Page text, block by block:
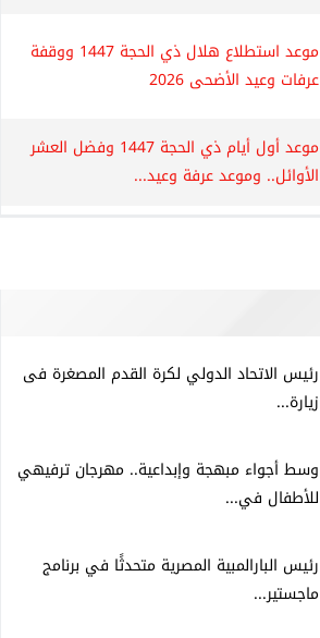
موعد استطلاع هلال ذي الحجة 1447 ووقفة
عرفات وعيد الأضحى 2026
موعد أول أيام ذي الحجة 1447 وفضل العشر
الأوائل.. وموعد عرفة وعيد...
رئيس الاتحاد الدولي لكرة القدم المصغرة فى
زيارة...
وسط أجواء مبهجة وإبداعية.. مهرجان ترفيهي
للأطفال في...
رئيس البارالمبية المصرية متحدثًا في برنامج
ماجستير...